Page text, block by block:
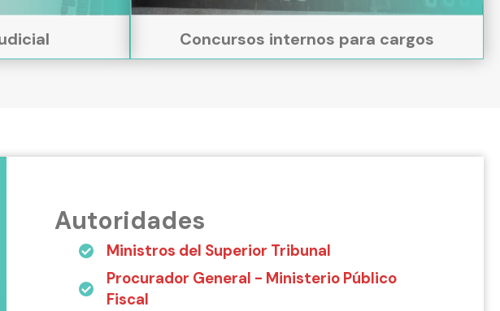
Concursos internos para cargos
Autoridades
Ministros del Superior Tribunal
Procurador General - Ministerio Público
Fiscal